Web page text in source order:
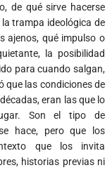
de qué sirve hacerse
trampa ideológica de
ajenos, qué impulso o
la posibilidad
para cuando salgan,
que las condiciones de
eran las que lo
Son el tipo de
hace, pero que los
que los invita
historias previas ni